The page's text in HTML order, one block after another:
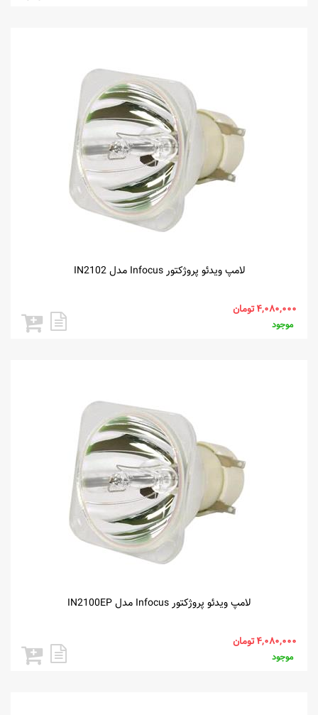
لامپ ویدئو پروژکتور Infocus مدل IN2102
موجود
لامپ ویدئو پروژکتور Infocus مدل IN2100EP
موجود